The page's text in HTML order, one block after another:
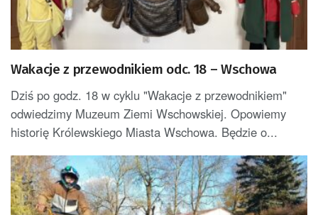
Wakacje z przewodnikiem odc. 18 – Wschowa
Dziś po godz. 18 w cyklu "Wakacje z przewodnikiem"
odwiedzimy Muzeum Ziemi Wschowskiej. Opowiemy
historię Królewskiego Miasta Wschowa. Będzie o...